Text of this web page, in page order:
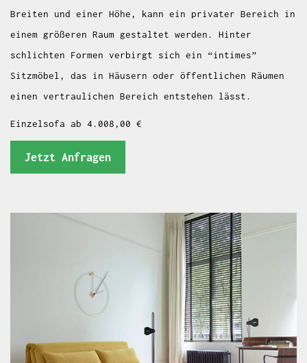
Breiten und einer Höhe, kann ein privater Bereich in
einem größeren Raum gestaltet werden. Hinter
schlichten Formen verbirgt sich ein “intimes”
Sitzmöbel, das in Häusern oder öffentlichen Räumen
einen vertraulichen Bereich entstehen lässt.
Einzelsofa ab 4.008,00 €
Jetzt Anfragen